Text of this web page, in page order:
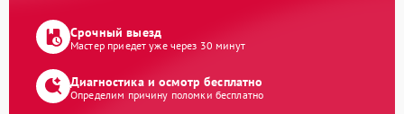
Срочный выезд
Мастер приедет уже через 30 минут
Диагностика и осмотр бесплатно
Определим причину поломки бесплатно